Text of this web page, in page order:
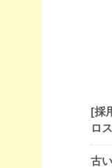
[採
ロ
古